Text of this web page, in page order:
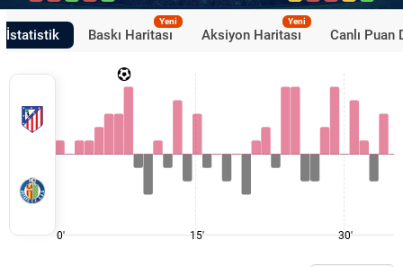
İstatistik Baskı Haritası
Yeni
Aksiyon Haritası
Yeni
Canlı Puan
0' 15' 30'